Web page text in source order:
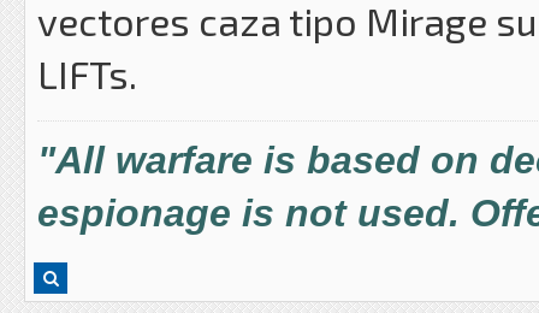
vectores caza tipo Mirage
LIFTs.
"All warfare is based on
espionage is not used.